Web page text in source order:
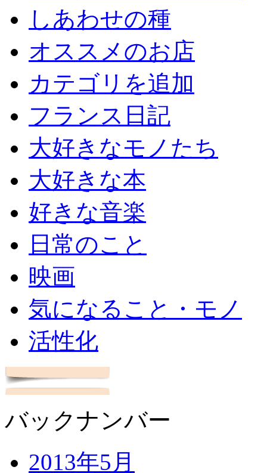
しあわせの種
オススメのお店
カテゴリを追加
フランス日記
大好きなモノたち
大好きな本
好きな音楽
日常のこと
映画
気になること・モノ
活性化
バックナンバー
2013年5月